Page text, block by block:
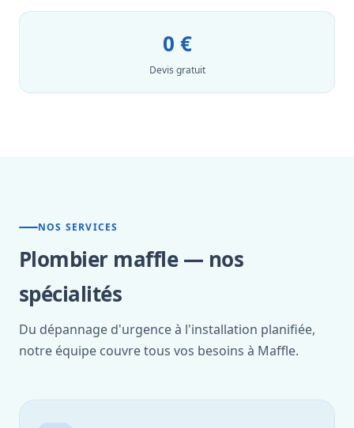
0 €
Devis gratuit
NOS SERVICES
Plombier maffle — nos
spécialités
Du dépannage d'urgence à l'installation planifiée,
notre équipe couvre tous vos besoins à Maffle.